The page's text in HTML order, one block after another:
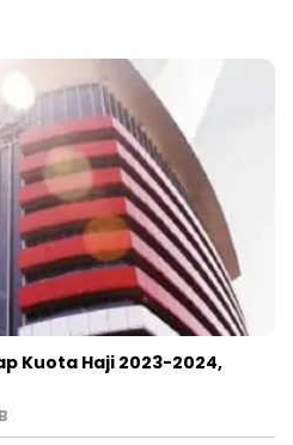
Kuota Haji 2023-2024,